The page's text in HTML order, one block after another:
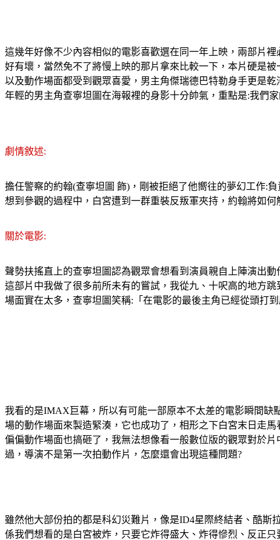
這幾年好像不少內容相似的電影喜歡選在同一年上映，兩部片
好有壞，當然免不了將慢上映的那片拿來比較一下，本片硬是
以及動作場面都受到觀眾喜愛，男主角傑瑞德巴特勒身手更是
年輕的男主角查寧坦圖在海報裡的身影十分帥氣，重點是:我們
劇情敘述:
擔任警察的約翰(查寧坦圖 飾)，剛被拒絕了他嚮往的夢幻工作:
想到參觀的過程中，白宮遭到一群重裝反叛軍夾持，約翰將如
關於電影:
聲勢扶搖直上的查寧坦圖認為觀眾會想看到演員親自上陣演出
這部片中我做了很多前所未有的嘗試，我從九、十呎高的地方
場面實在太多，查寧坦圖笑稱:「在電影的最後主角已經從頭打
我看的是IMAX巨幕，所以有可能一部原本不太差的電影瞬間缺
場的動作場面來製造緊湊，它也成功了，相形之下白宮末日走
偏偏動作場面也搞砸了，我無法想像看一般數位版的觀眾對於
過，導演不是第一次拍動作片，怎麼還會出現這種問題?
雖然他大部份拍的都是科幻災難片，像是ID4星際終結者、酷斯
係我們想看的是白宮被炸，只要它炸得盛大、炸得慘烈、反正只